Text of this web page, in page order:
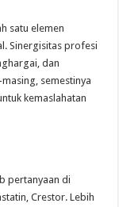
satu elemen
Sinergisitas profesi
dan
semestinya
kemaslahatan
pertanyaan di
Crestor. Lebih